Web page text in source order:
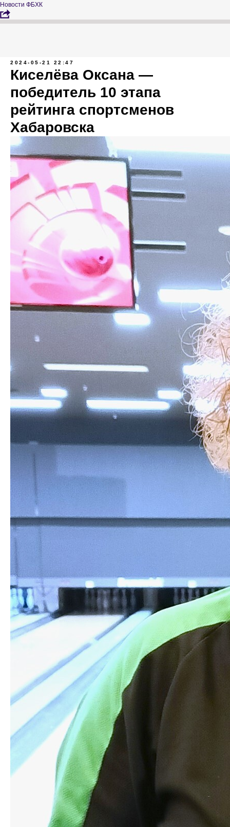
Новости ФБХК
2024-05-21 22:47
Киселёва Оксана —
победитель 10 этапа
рейтинга спортсменов
Хабаровска